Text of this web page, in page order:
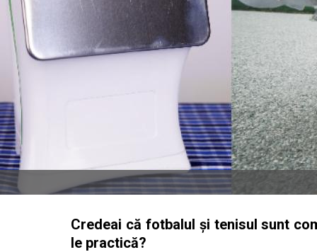
Credeai că fotbalul și tenisul sunt
le practică?